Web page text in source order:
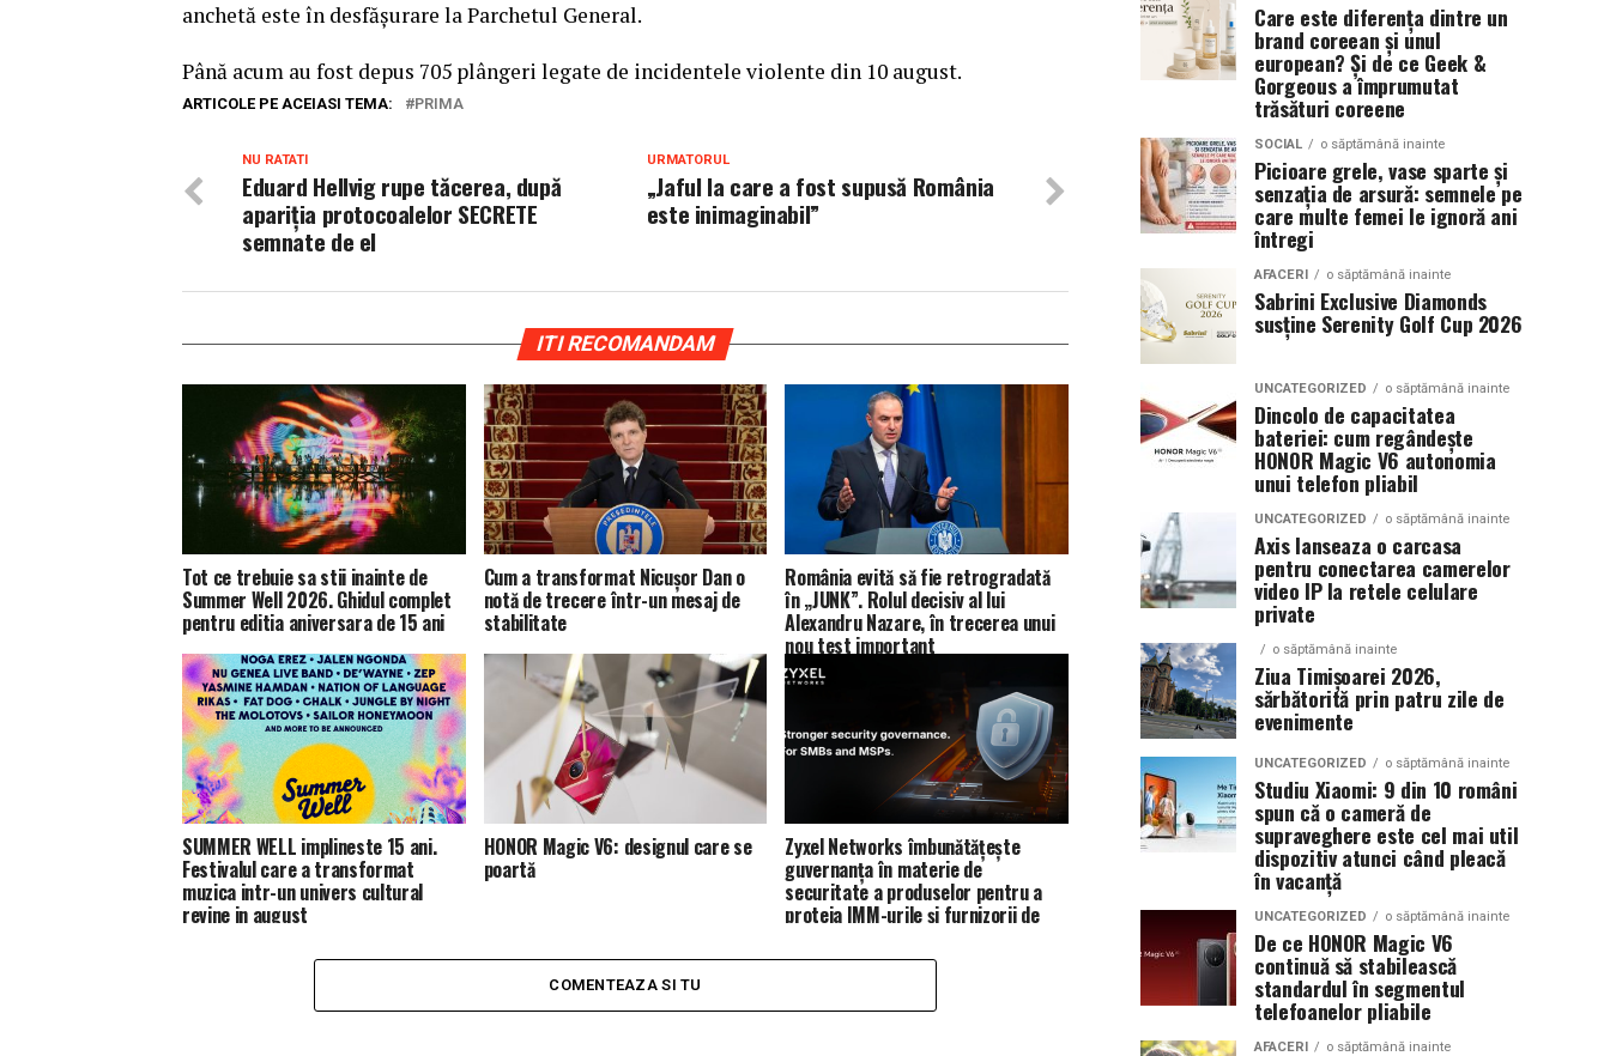
anchetă este în desfăşurare la Parchetul General.
Până acum au fost depus 705 plângeri legate de incidentele violente din 10 august.
ARTICOLE PE ACEIASI TEMA: PRIMA
URMATORUL
„Jaful la care a fost supusă România
este inimaginabil”
NU RATATI
Eduard Hellvig rupe tăcerea, după
apariția protocoalelor SECRETE
semnate de el
ITI RECOMANDAM
Tot ce trebuie sa stii inainte de
Summer Well 2026. Ghidul complet
pentru editia aniversara de 15 ani
Cum a transformat Nicușor Dan o
notă de trecere într-un mesaj de
stabilitate
România evită să fie retrogradată
în „JUNK”. Rolul decisiv al lui
Alexandru Nazare, în trecerea unui
nou test important
SUMMER WELL implineste 15 ani.
Festivalul care a transformat
muzica intr-un univers cultural
revine in august
HONOR Magic V6: designul care se
poartă
Zyxel Networks îmbunătățește
guvernanța în materie de
securitate a produselor pentru a
proteja IMM-urile și furnizorii de
COMENTEAZA SI TU
Care este diferența dintre un
brand coreean și unul
european? Și de ce Geek &
Gorgeous a împrumutat
trăsături coreene
SOCIAL o săptămână inainte
Picioare grele, vase sparte și
senzația de arsură: semnele pe
care multe femei le ignoră ani
întregi
AFACERI o săptămână inainte
Sabrini Exclusive Diamonds
susține Serenity Golf Cup 2026
UNCATEGORIZED o săptămână inainte
Dincolo de capacitatea
bateriei: cum regândește
HONOR Magic V6 autonomia
unui telefon pliabil
UNCATEGORIZED o săptămână inainte
Axis lanseaza o carcasa
pentru conectarea camerelor
video IP la retele celulare
private
o săptămână inainte
Ziua Timișoarei 2026,
sărbătorită prin patru zile de
evenimente
UNCATEGORIZED o săptămână inainte
Studiu Xiaomi: 9 din 10 români
spun că o cameră de
supraveghere este cel mai util
dispozitiv atunci când pleacă
în vacanță
UNCATEGORIZED o săptămână inainte
De ce HONOR Magic V6
continuă să stabilească
standardul în segmentul
telefoanelor pliabile
AFACERI o săptămână inainte